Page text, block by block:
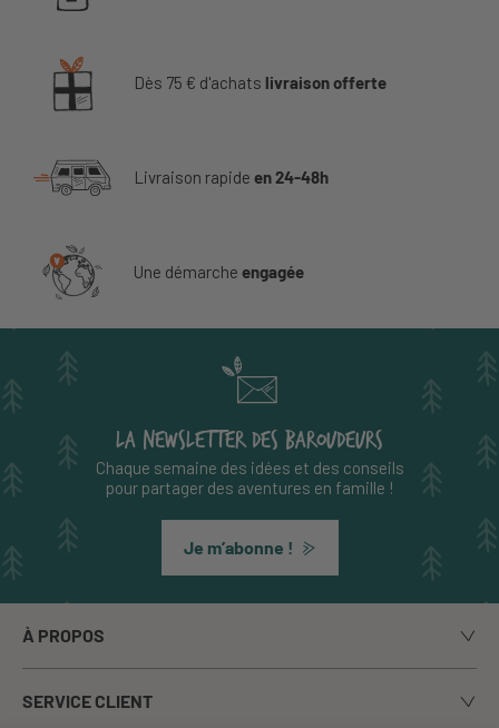
Dès 75 € d'achats livraison offerte
Livraison rapide en 24-48h
Une démarche engagée
LA NEWSLETTER DES BAROUDEURS
Chaque semaine des idées et des conseils
pour partager des aventures en famille !
Je m’abonne !
À PROPOS
Notre histoire
Le blog
SERVICE CLIENT